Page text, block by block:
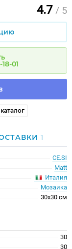
4.7 / 5
01
1
CE.SI
Matt
Италия
Мозаика
30x30 см
30
30